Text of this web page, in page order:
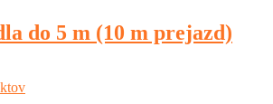
do 5 m (10 m prejazd)